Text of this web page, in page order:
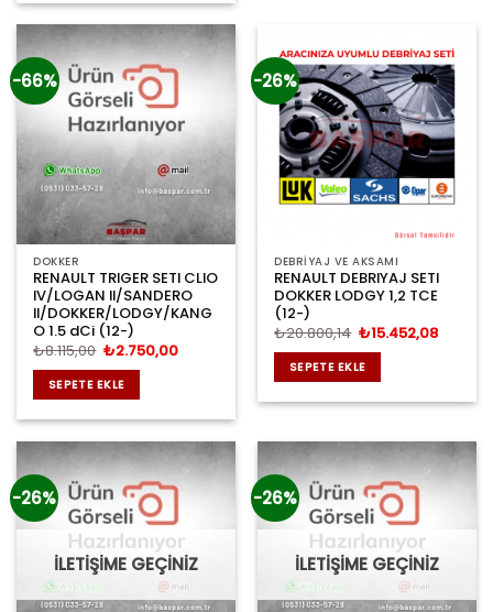
-66%
DOKKER
RENAULT TRIGER SETI CLIO
IV/LOGAN II/SANDERO
II/DOKKER/LODGY/KANG
O 1.5 dCi (12-)
₺8.115,00 Orijinal
₺8.115,00.
₺2.750,00Şu
SEPETE EKLE
-26%
DEBRİYAJ VE AKSAMI
RENAULT DEBRIYAJ SETI
DOKKER LODGY 1,2 TCE
(12-)
₺20.800,14 Orijinal
₺20.800,14.
₺15.452,08Şu
SEPETE EKLE
-26%
İLETİŞİME GEÇİNİZ
-26%
İLETİŞİME GEÇİNİZ